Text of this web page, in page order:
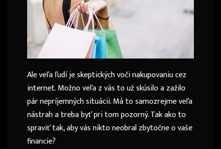
Ale veľa ľudí je skeptických voči nakupovaniu cez
internet. Možno veľa z vás to už skúsilo a zažilo
pár nepríjemných situácii. Má to samozrejme veľa
nástrah a treba byť pri tom pozorný. Tak ako to
spraviť tak, aby vás nikto neobral zbytočne o vaše
financie?